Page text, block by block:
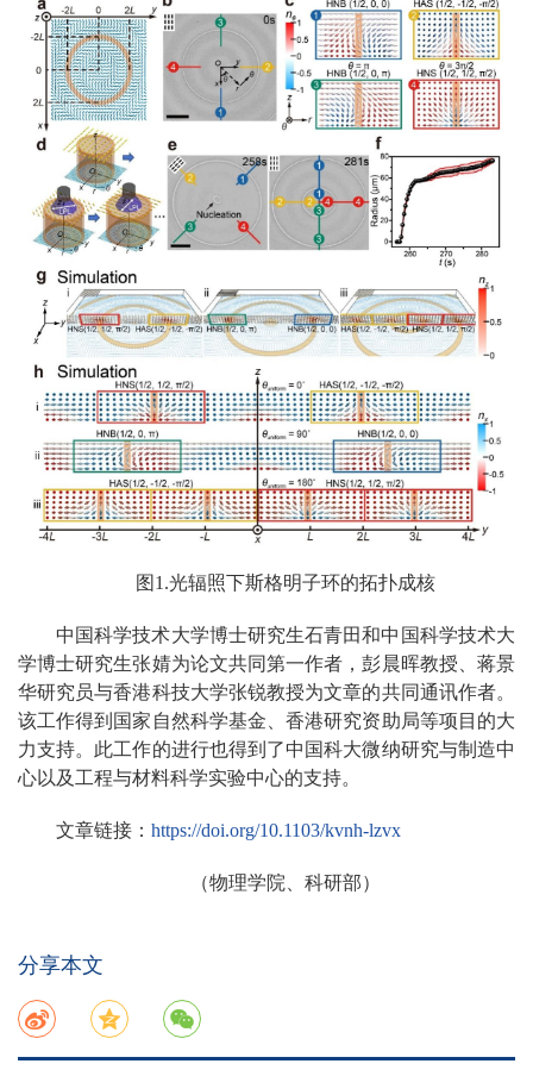
图1.光辐照下斯格明子环的拓扑成核
中国科学技术大学博士研究生石青田和中国科学技术大
学博士研究生张婧为论文共同第一作者，彭晨晖教授、蒋景
华研究员与香港科技大学张锐教授为文章的共同通讯作者。
该工作得到国家自然科学基金、香港研究资助局等项目的大
力支持。此工作的进行也得到了中国科大微纳研究与制造中
心以及工程与材料科学实验中心的支持。
文章链接： https://doi.org/10.1103/kvnh-lzvx
（物理学院、科研部）
分享本文